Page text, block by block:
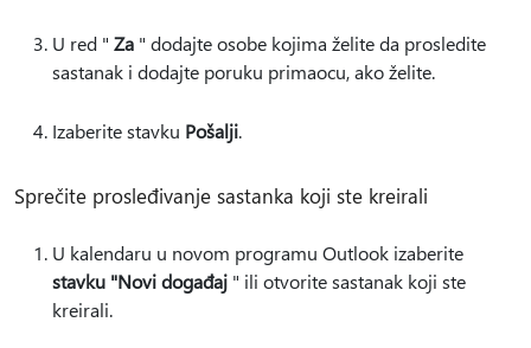
U red " Za " dodajte osobe kojima želite da prosledite
sastanak i dodajte poruku primaocu, ako želite.
Izaberite stavku Pošalji.
Sprečite prosleđivanje sastanka koji ste kreirali
U kalendaru u novom programu Outlook izaberite
stavku "Novi događaj " ili otvorite sastanak koji ste
kreirali.